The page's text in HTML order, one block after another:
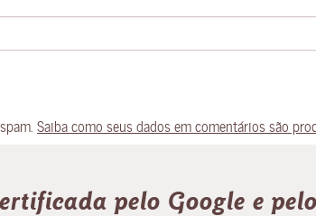
Saiba como seus dados em comentários são
pelo Google e